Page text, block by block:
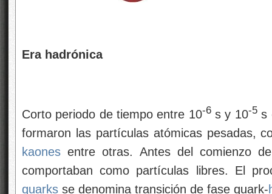
Era hadrónica
Corto periodo de tiempo entre 10-6s y 10-5s
formaron las partículas atómicas pesadas,
kaones entre otras. Antes del comienzo
comportaban como partículas libres. El
quarks se denomina transición de fase quark-